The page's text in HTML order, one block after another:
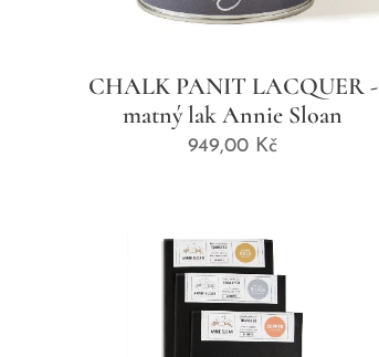
CHALK PANIT LACQUER -
matný lak Annie Sloan
949,00 Kč